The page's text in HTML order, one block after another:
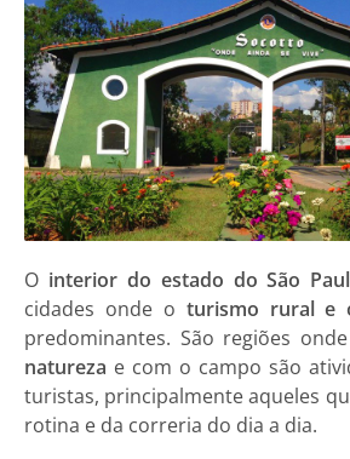
O interior do estado do São
cidades onde o turismo rural e
predominantes. São regiões
natureza e com o campo são
turistas, principalmente aqueles
rotina e da correria do dia a dia.